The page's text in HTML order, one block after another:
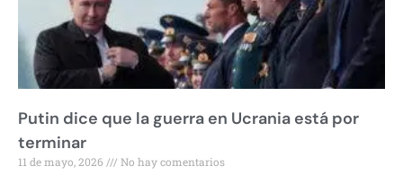
Putin dice que la guerra en Ucrania está por
terminar
11 de mayo, 2026 No hay comentarios